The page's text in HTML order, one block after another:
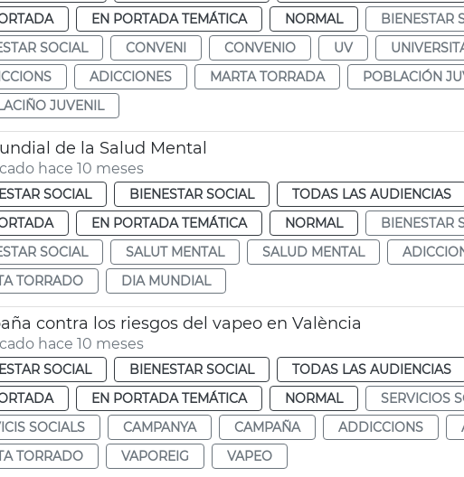
EN PORTADA TEMÁTICA NORMAL
BIENESTAR
SOCIAL
CONVENI CONVENIO UV
ADICCIONES MARTA TORRADA
POBLACIÓN
JUVENIL
de la Salud Mental
hace 10 meses
SOCIAL BIENESTAR SOCIAL TODAS LAS AUDIENCIAS
EN PORTADA TEMÁTICA NORMAL
BIENESTAR
SOCIAL
SALUT MENTAL SALUD MENTAL
TORRADO
DIA MUNDIAL
contra los riesgos del vapeo en València
hace 10 meses
SOCIAL BIENESTAR SOCIAL TODAS LAS AUDIENCIAS
EN PORTADA TEMÁTICA NORMAL
SERVICIOS
SOCIALS
CAMPANYA CAMPAÑA ADDICCIONS
TORRADO
VAPOREIG VAPEO